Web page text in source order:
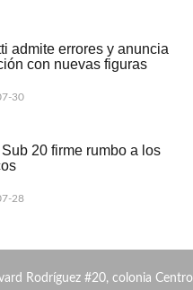
admite errores y anuncia
con nuevas figuras
30
20 firme rumbo a los
28
Rodríguez #20, colonia